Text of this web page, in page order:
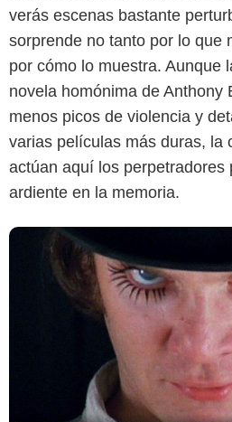
verás escenas bastante
sorprende no tanto por lo que
por cómo lo muestra. Aunque
novela homónima de Anthony
menos picos de violencia y
varias películas más duras, la
actúan aquí los perpetradores
ardiente en la memoria.
Warner